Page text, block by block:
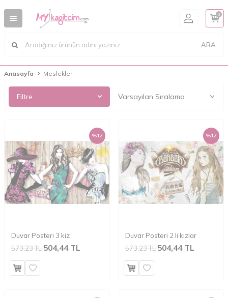
ARA
0
Anasayfa Meslekler
Filtre
%12
Duvar Posteri 3 kiz
573,23 TL504,44 TL
%12
Duvar Posteri 2 li kızlar
573,23 TL504,44 TL